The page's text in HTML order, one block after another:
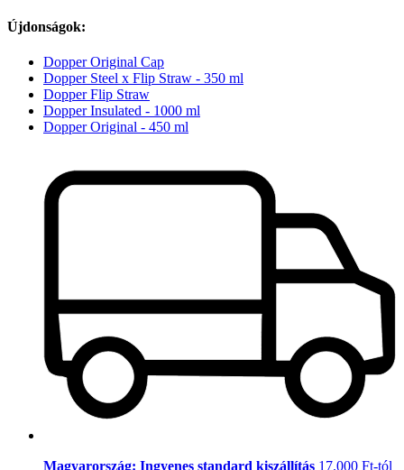
Újdonságok:
Dopper Original Cap
Dopper Steel x Flip Straw - 350 ml
Dopper Flip Straw
Dopper Insulated - 1000 ml
Dopper Original - 450 ml
Magyarország: Ingyenes standard kiszállítás 17.000 Ft-tól